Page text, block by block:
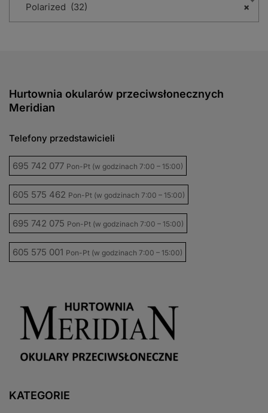
×
Polarized (32)
Hurtownia okularów przeciwsłonecznych
Meridian
Telefony przedstawicieli
695 742 077 Pon-Pt (w godzinach 7:00 – 15:00)
605 575 462 Pon-Pt (w godzinach 7:00 – 15:00)
695 742 075 Pon-Pt (w godzinach 7:00 – 15:00)
605 575 001 Pon-Pt (w godzinach 7:00 – 15:00)
KATEGORIE